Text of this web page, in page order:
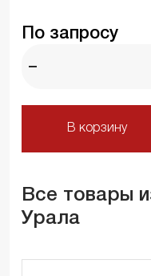
По запросу
В корзину
Все товары
Урала